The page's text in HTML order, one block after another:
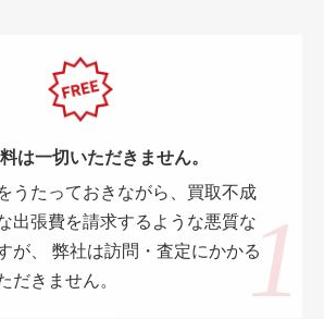
は一切いただきません。
うたっておきながら、買取不成
出張費を請求するような悪質な
が、 弊社は訪問・査定にかかる
だきません。